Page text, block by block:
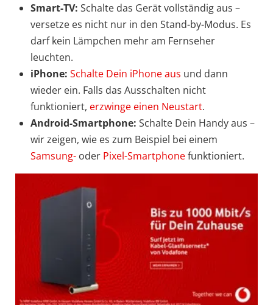
Smart-TV: Schalte das Gerät vollständig aus –
versetze es nicht nur in den Stand-by-Modus. Es
darf kein Lämpchen mehr am Fernseher
leuchten.
iPhone: Schalte Dein iPhone aus und dann
wieder ein. Falls das Ausschalten nicht
funktioniert, erzwinge einen Neustart.
Android-Smartphone: Schalte Dein Handy aus –
wir zeigen, wie es zum Beispiel bei einem
Samsung- oder Pixel-Smartphonefunktioniert.